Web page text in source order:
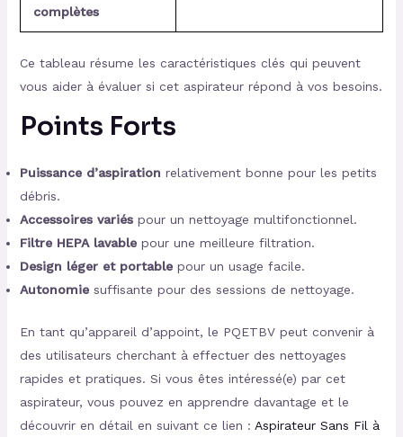
complètes
Ce tableau résume les caractéristiques clés qui peuvent
vous aider à évaluer si cet aspirateur répond à vos besoins.
Points Forts
Puissance d’aspiration relativement bonne pour les petits
débris.
Accessoires variéspour un nettoyage multifonctionnel.
Filtre HEPA lavablepour une meilleure filtration.
Design léger et portablepour un usage facile.
Autonomiesuffisante pour des sessions de nettoyage.
En tant qu’appareil d’appoint, le PQETBV peut convenir à
des utilisateurs cherchant à effectuer des nettoyages
rapides et pratiques. Si vous êtes intéressé(e) par cet
aspirateur, vous pouvez en apprendre davantage et le
découvrir en détail en suivant ce lien : Aspirateur Sans Fil à